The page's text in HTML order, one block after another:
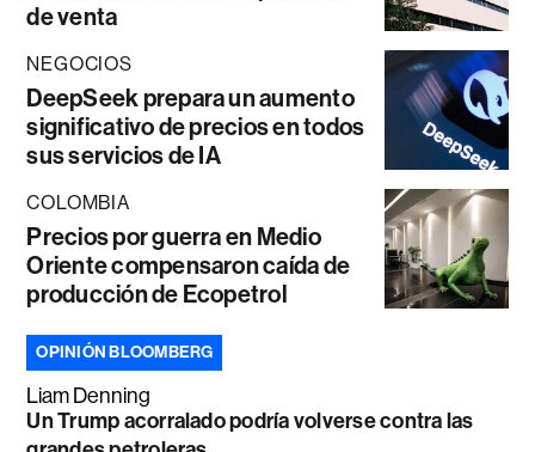
de venta
NEGOCIOS
DeepSeek prepara un aumento
significativo de precios en todos
sus servicios de IA
COLOMBIA
Precios por guerra en Medio
Oriente compensaron caída de
producción de Ecopetrol
OPINIÓN BLOOMBERG
Liam Denning
Un Trump acorralado podría volverse contra las